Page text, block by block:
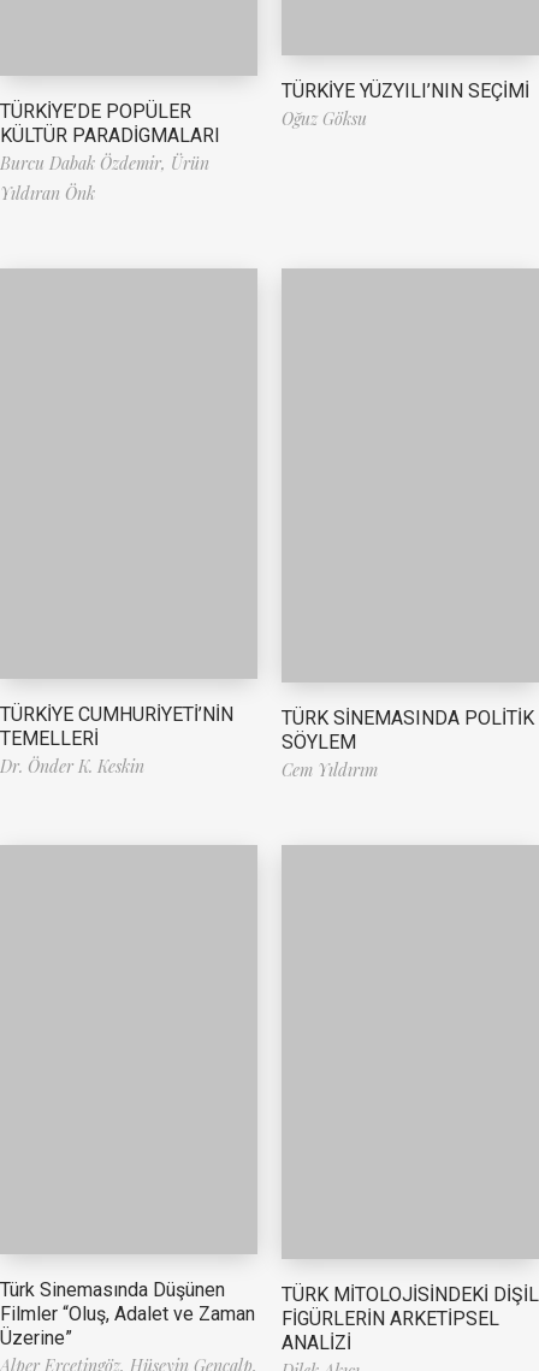
TÜRKİYE’DE POPÜLER
KÜLTÜR PARADİGMALARI
Burcu Dabak Özdemir, Ürün
Yıldıran Önk
TÜRKİYE YÜZYILI’NIN SEÇİMİ
Oğuz Göksu
TÜRKİYE CUMHURİYETİ’NİN
TEMELLERİ
Dr. Önder K. Keskin
TÜRK SİNEMASINDA POLİTİK
SÖYLEM
Cem Yıldırım
Türk Sinemasında Düşünen
Filmler “Oluş, Adalet ve Zaman
Üzerine”
Alper Erçetingöz, Hüseyin Gençalp,
TÜRK MİTOLOJİSİNDEKİ DİŞİL
FİGÜRLERİN ARKETİPSEL
ANALİZİ